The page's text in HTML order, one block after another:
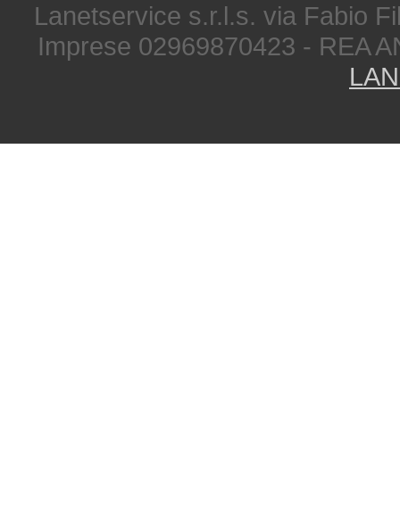
Lanetservice s.r.l.s. via Fabio
Imprese 02969870423 - REA